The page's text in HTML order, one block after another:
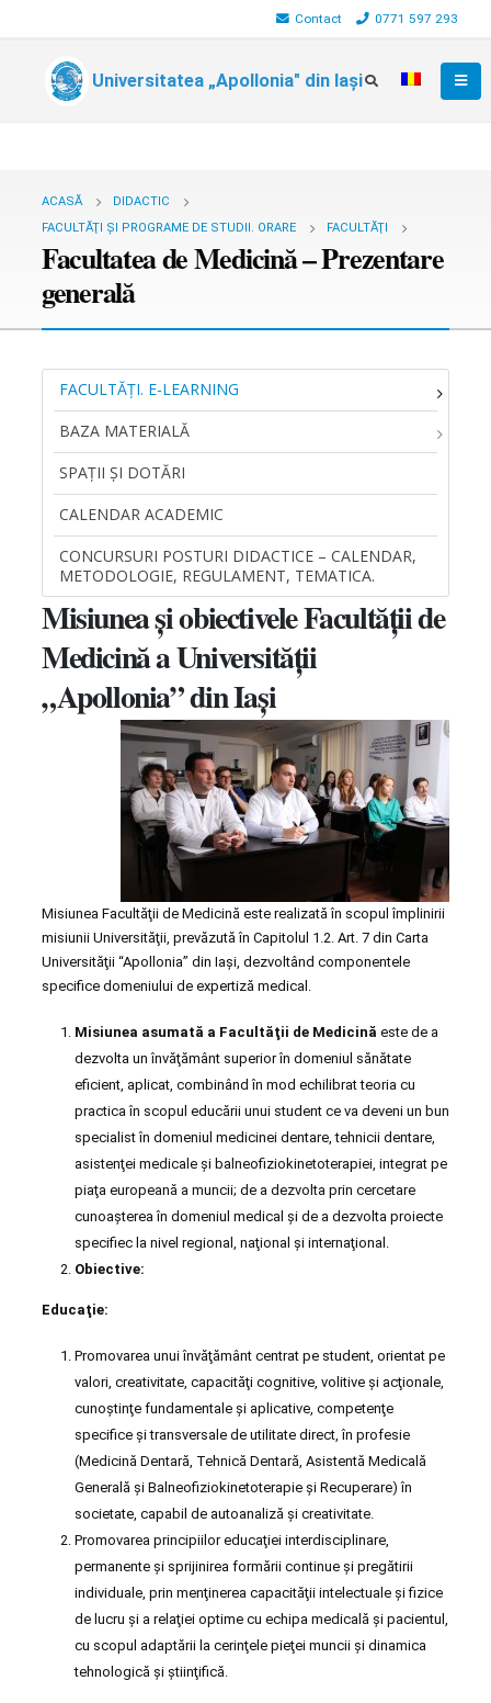
Contact 0771 597 293
Universitatea „Apollonia" din Iași
ACASĂ
DIDACTIC
FACULTĂŢI ŞI PROGRAME DE STUDII. ORARE
FACULTĂŢI
Facultatea de Medicină – Prezentare
generală
FACULTĂŢI. E-LEARNING
BAZA MATERIALĂ
SPAȚII ȘI DOTĂRI
CALENDAR ACADEMIC
CONCURSURI POSTURI DIDACTICE – CALENDAR,
METODOLOGIE, REGULAMENT, TEMATICA.
Misiunea şi obiectivele Facultăţii de
Medicină a Universităţii
„Apollonia” din Iaşi
Misiunea Facultăţii de Medicină este realizată în scopul împlinirii
misiunii Universităţii, prevăzută în Capitolul 1.2. Art. 7 din Carta
Universităţii “Apollonia” din Iaşi, dezvoltând componentele
specifice domeniului de expertiză medical.
Misiunea asumată a Facultăţii de Medicină este de a
dezvolta un învăţământ superior în domeniul sănătate
eficient, aplicat, combinând în mod echilibrat teoria cu
practica în scopul educării unui student ce va deveni un bun
specialist în domeniul medicinei dentare, tehnicii dentare,
asistenţei medicale şi balneofiziokinetoterapiei, integrat pe
piaţa europeană a muncii; de a dezvolta prin cercetare
cunoaşterea în domeniul medical şi de a dezvolta proiecte
specifiec la nivel regional, naţional şi internaţional.
Obiective:
Educaţie:
Promovarea unui învăţământ centrat pe student, orientat pe
valori, creativitate, capacităţi cognitive, volitive şi acţionale,
cunoştinţe fundamentale şi aplicative, competenţe
specifice şi transversale de utilitate direct, în profesie
(Medicină Dentară, Tehnică Dentară, Asistentă Medicală
Generală şi Balneofiziokinetoterapie şi Recuperare) în
societate, capabil de autoanaliză şi creativitate.
Promovarea principiilor educaţiei interdisciplinare,
permanente şi sprijinirea formării continue şi pregătirii
individuale, prin menţinerea capacităţii intelectuale şi fizice
de lucru şi a relaţiei optime cu echipa medicală şi pacientul,
cu scopul adaptării la cerinţele pieţei muncii şi dinamica
tehnologică şi ştiinţifică.